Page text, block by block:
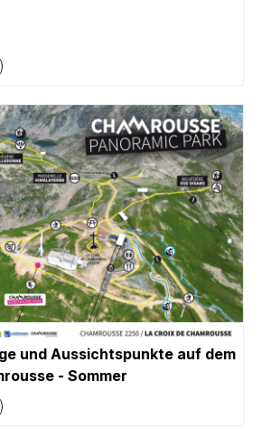
und Aussichtspunkte auf dem
- Sommer